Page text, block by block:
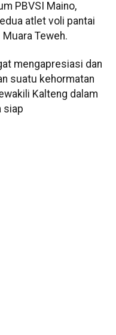
PBVSI Maino,
atlet voli pantai
Teweh.
mengapresiasi dan
suatu kehormatan
Kalteng dalam
siap